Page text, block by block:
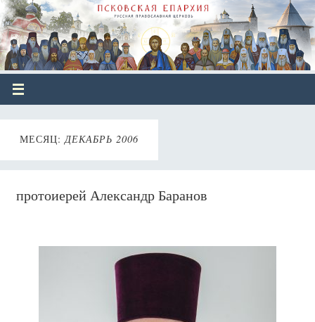
МЕСЯЦ:ДЕКАБРЬ 2006
протоиерей Александр Баранов